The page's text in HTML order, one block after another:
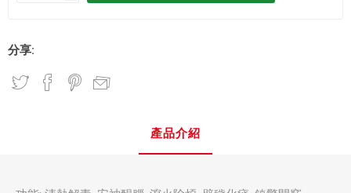
分享:
產品介紹